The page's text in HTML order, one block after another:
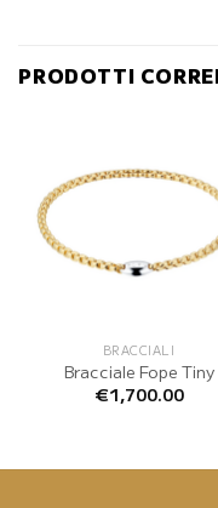
PRODOTTI
BRACCIALI
Bracciale Fope Tiny
€1,700.00